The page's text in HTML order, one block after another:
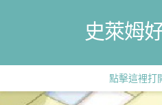
史萊姆
點擊這裡打